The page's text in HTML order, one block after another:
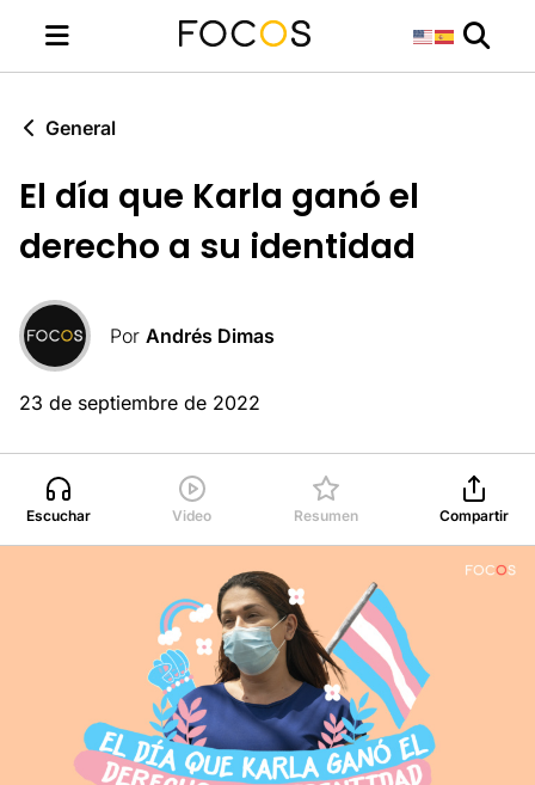
General
El día que Karla ganó el
derecho a su identidad
Por Andrés Dimas
23 de septiembre de 2022
Escuchar Video Resumen Compartir